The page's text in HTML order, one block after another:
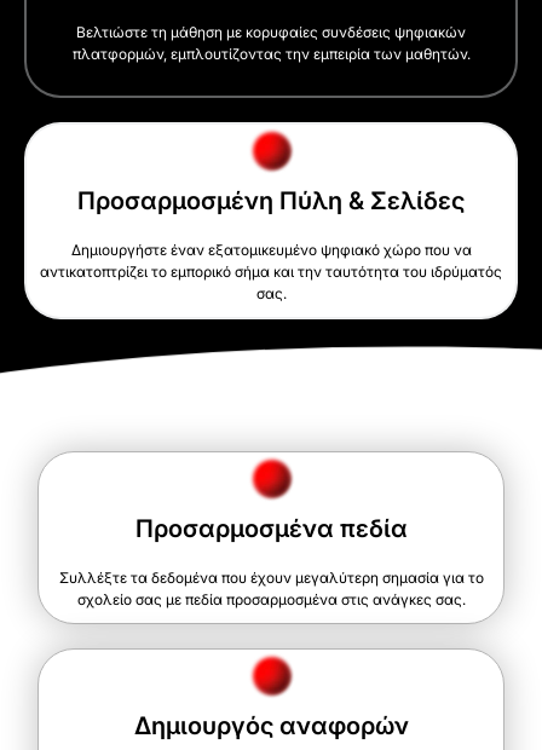
Βελτιώστε τη μάθηση με κορυφαίες συνδέσεις ψηφιακών
πλατφορμών, εμπλουτίζοντας την εμπειρία των μαθητών.
Προσαρμοσμένη Πύλη & Σελίδες
Δημιουργήστε έναν εξατομικευμένο ψηφιακό χώρο που να
αντικατοπτρίζει το εμπορικό σήμα και την ταυτότητα του ιδρύματός
σας.
Προσαρμοσμένα πεδία
Συλλέξτε τα δεδομένα που έχουν μεγαλύτερη σημασία για το
σχολείο σας με πεδία προσαρμοσμένα στις ανάγκες σας.
Δημιουργός αναφορών